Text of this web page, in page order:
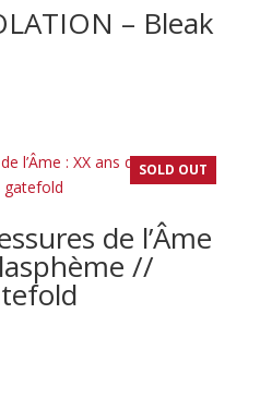
– Bleak
SOLD OUT
de l’Âme
//